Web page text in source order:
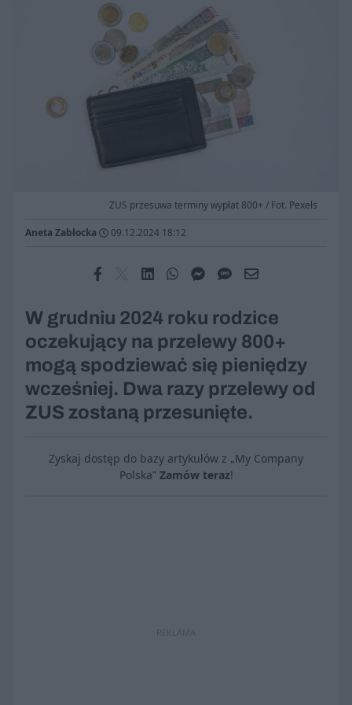
ZUS przesuwa terminy wypłat 800+ / Fot. Pexels
Aneta Zabłocka 09.12.2024 18:12
W grudniu 2024 roku rodzice
oczekujący na przelewy 800+
mogą spodziewać się pieniędzy
wcześniej. Dwa razy przelewy od
ZUS zostaną przesunięte.
Zyskaj dostęp do bazy artykułów z „My Company
Polska” Zamów teraz!
REKLAMA